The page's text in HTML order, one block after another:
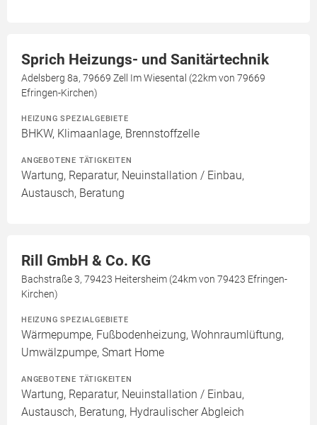
Sprich Heizungs- und Sanitärtechnik
Adelsberg 8a, 79669 Zell Im Wiesental (22km von 79669
Efringen-Kirchen)
HEIZUNG SPEZIALGEBIETE
BHKW, Klimaanlage, Brennstoffzelle
ANGEBOTENE TÄTIGKEITEN
Wartung, Reparatur, Neuinstallation / Einbau,
Austausch, Beratung
Rill GmbH & Co. KG
Bachstraße 3, 79423 Heitersheim (24km von 79423 Efringen-
Kirchen)
HEIZUNG SPEZIALGEBIETE
Wärmepumpe, Fußbodenheizung, Wohnraumlüftung,
Umwälzpumpe, Smart Home
ANGEBOTENE TÄTIGKEITEN
Wartung, Reparatur, Neuinstallation / Einbau,
Austausch, Beratung, Hydraulischer Abgleich